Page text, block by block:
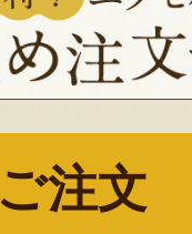
ご注文